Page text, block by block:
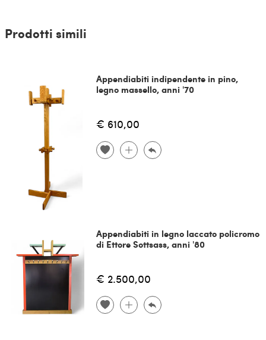
Prodotti simili
Appendiabiti indipendente in pino,
legno massello, anni '70
€ 610,00
Appendiabiti in legno laccato policromo
di Ettore Sottsass, anni '80
€ 2.500,00